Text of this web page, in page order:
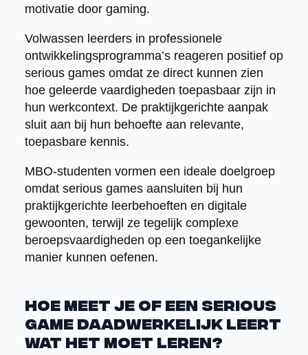
motivatie door gaming.
Volwassen leerders in professionele
ontwikkelingsprogramma’s reageren positief op
serious games omdat ze direct kunnen zien
hoe geleerde vaardigheden toepasbaar zijn in
hun werkcontext. De praktijkgerichte aanpak
sluit aan bij hun behoefte aan relevante,
toepasbare kennis.
MBO-studenten vormen een ideale doelgroep
omdat serious games aansluiten bij hun
praktijkgerichte leerbehoeften en digitale
gewoonten, terwijl ze tegelijk complexe
beroepsvaardigheden op een toegankelijke
manier kunnen oefenen.
Hoe meet je of een serious
game daadwerkelijk leert
wat het moet leren?